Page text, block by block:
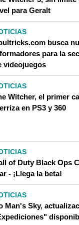
para Geralt
busca
para la
videojuegos
Witcher, el primer
en PS3 y 360
of Duty Black Ops
- ¡Llega la beta!
Man's Sky,